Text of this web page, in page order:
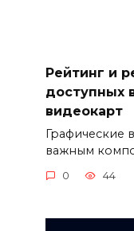
Рейтинг и
доступных
видеокарт
Графические
важным
0 44